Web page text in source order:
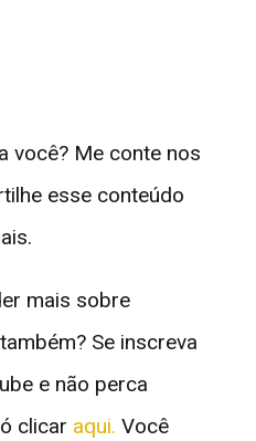
você? Me conte nos
esse conteúdo
mais sobre
Se inscreva
e não perca
clicar aqui. Você